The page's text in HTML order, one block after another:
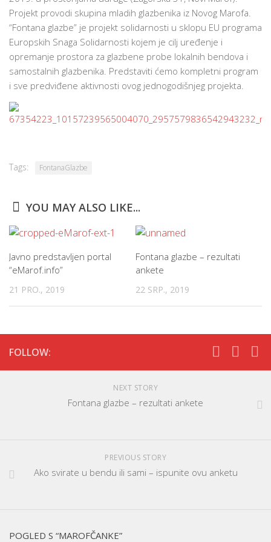
Projekt provodi skupina mladih glazbenika iz Novog Marofa.
“Fontana glazbe” je projekt solidarnosti u sklopu EU programa
Europskih Snaga Solidarnosti kojem je cilj uređenje i
opremanje prostora za glazbene probe lokalnih bendova i
samostalnih glazbenika. Predstaviti ćemo kompletni program
i sve predviđene aktivnosti ovog jednogodišnjeg projekta.
Tags: FontanaGlazbe
YOU MAY ALSO LIKE...
Javno predstavljen portal
“eMarof.info”
21 PRO., 2019
Fontana glazbe – rezultati
ankete
22 SRP., 2019
FOLLOW:
NEXT STORY
Fontana glazbe – rezultati ankete
PREVIOUS STORY
Ako svirate u bendu ili sami – ispunite ovu anketu
POGLED S “MAROFČANKE”